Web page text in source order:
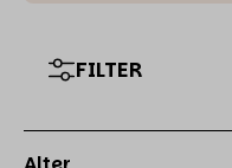
FILTER